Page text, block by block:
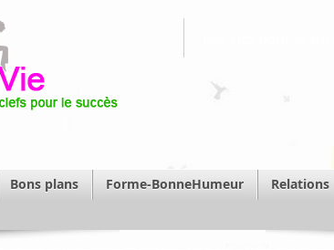
Bons plans Forme-BonneHumeur Relations